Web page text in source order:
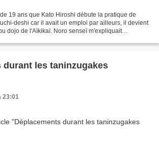
19 ans que Kato Hiroshi débute la pratique de
deshi car il avait un emploi par ailleurs, il devient
dojo de l'Aïkikaï. Noro senseï m'expliquait
durant les taninzugakes
23:01